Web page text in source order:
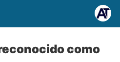
como